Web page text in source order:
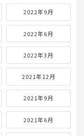
2022年9月
2022年6月
2022年3月
2021年12月
2021年9月
2021年6月